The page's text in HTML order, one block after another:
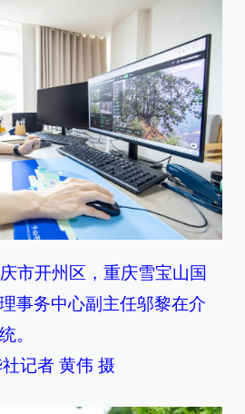
开州区，重庆雪宝山国
事务中心副主任邬黎在介
。
记者 黄伟 摄